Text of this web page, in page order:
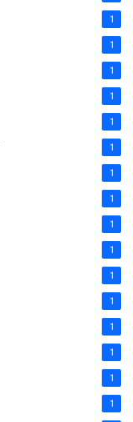
1
1
1
1
1
1
1
1
1
1
1
1
1
1
1
1